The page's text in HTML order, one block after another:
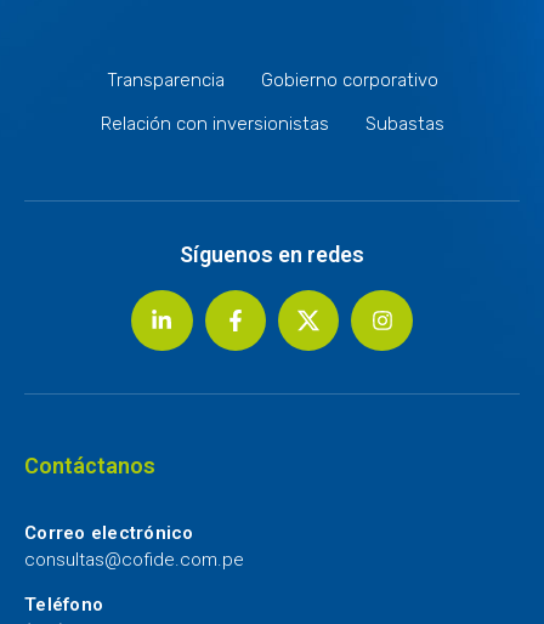
Transparencia
Gobierno corporativo
Relación con inversionistas
Subastas
Síguenos en redes
Contáctanos
Correo electrónico
consultas@cofide.com.pe
Teléfono